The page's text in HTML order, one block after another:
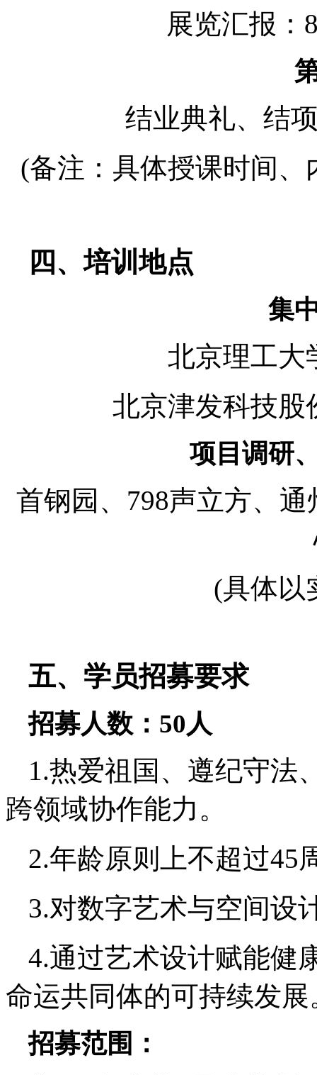
展览汇报：
结业典礼、结
(备注：具体授课时间
四、培训地点
集
北京理工大
北京津发科技股
项目调研
首钢园、798声立方、
(具体以
五、 学员招募要求
招募人数：50人
1.热爱祖国、遵纪守法
跨领域协作能力。
2.年龄原则上不超过45
3.对数字艺术与空间设
4.通过艺术设计赋能健
命运共同体的可持续发展
招募范围：